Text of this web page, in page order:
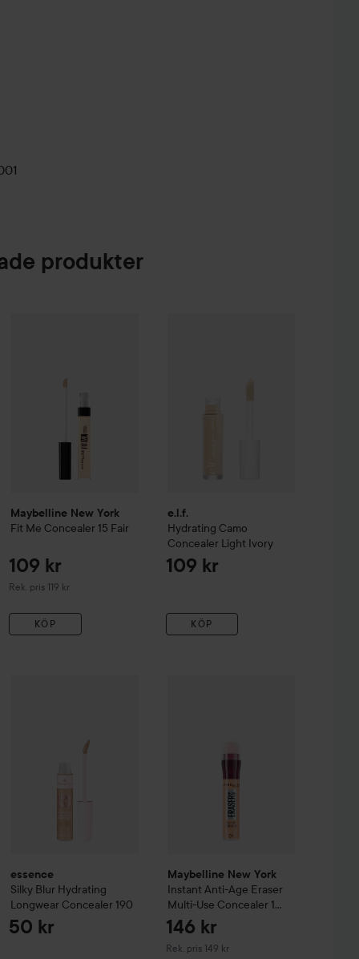
svamp, Centella Asiatica och grönt te
ursprung.
kan du applicera två pumpningar för medium
produkter
Maybelline New York
Fit Me Concealer 15 Fair
109 kr
Rek. pris 119 kr
Rekommenderat pris 119 kr
KÖP
e.l.f.
Hydrating Camo
Concealer Light Ivory
109 kr
KÖP
essence
Silky Blur Hydrating
Longwear Concealer 190
50 kr
Maybelline New York
Instant Anti-Age Eraser
Multi-Use Concealer 1
Light
146 kr
Rek. pris 149 kr
Rekommenderat pris 149 kr